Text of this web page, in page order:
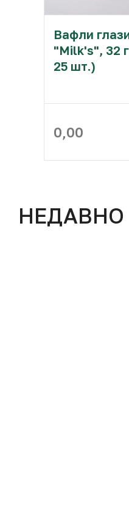
Вафли
"Milk's", 32
25 шт.)
0,00